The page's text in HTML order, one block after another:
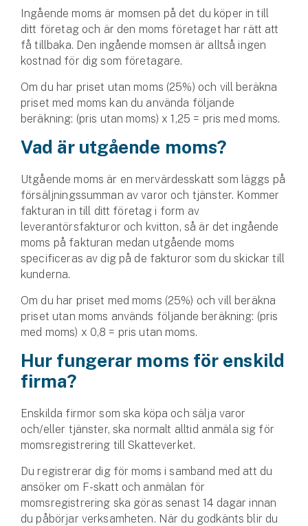
Hyresrättsförsäkring
Fritidshusförsäkring
Företag
Företagsförsäkring
Bilförsäkring för företag
Släpvagnsförsäkring
Drönarförsäkring
För förmedlare
Gruppförsäkringar
Kommunolycksfall
Försäkring via förmedlare
Se alla försäkringar
Ingående moms är momsen på det du köper in till
ditt företag och är den moms företaget har rätt att
få tillbaka. Den ingående momsen är alltså ingen
kostnad för dig som företagare.
Om du har priset utan moms (25%) och vill beräkna
priset med moms kan du använda följande
beräkning: (pris utan moms) x 1,25 = pris med moms.
Vad är utgående moms?
Utgående moms är en mervärdesskatt som läggs på
försäljningssumman av varor och tjänster. Kommer
fakturan in till ditt företag i form av
leverantörsfakturor och kvitton, så är det ingående
moms på fakturan medan utgående moms
specificeras av dig på de fakturor som du skickar till
kunderna.
Om du har priset med moms (25%) och vill beräkna
priset utan moms används följande beräkning: (pris
med moms) x 0,8 = pris utan moms.
Hur fungerar moms för enskild
firma?
Enskilda firmor som ska köpa och sälja varor
och/eller tjänster, ska normalt alltid anmäla sig för
momsregistrering till Skatteverket.
Du registrerar dig för moms i samband med att du
ansöker om F-skatt och anmälan för
momsregistrering ska göras senast 14 dagar innan
du påbörjar verksamheten. När du godkänts blir du